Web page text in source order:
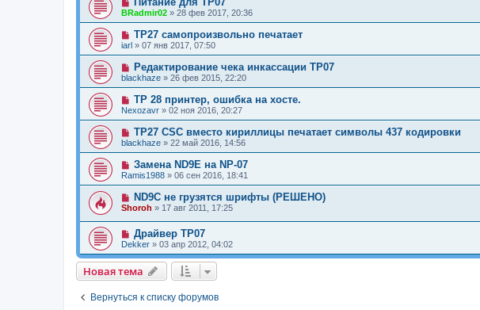
BRadmir02 » 28 фев 2017, 20:36
TP27 самопроизвольно печатает
iarl » 07 янв 2017, 07:50
Редактирование чека инкассации TP07
blackhaze » 26 фев 2015, 22:20
TP 28 принтер, ошибка на хосте.
Nexozavr » 02 ноя 2016, 20:27
TP27 CSC вместо кириллицы печатает символы 437 кодировки
blackhaze » 22 май 2016, 14:56
Замена ND9E на NP-07
Ramis1988 » 06 сен 2016, 18:41
ND9C не грузятся шрифты (РЕШЕНО)
Shoroh » 17 авг 2011, 17:25
Драйвер TP07
Dekker » 03 апр 2012, 04:02
Новая тема
Новаятема
Вернуться к списку форумов